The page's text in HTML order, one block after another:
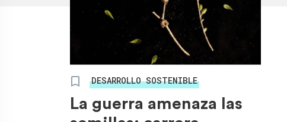
DESARROLLO SOSTENIBLE
La guerra amenaza las